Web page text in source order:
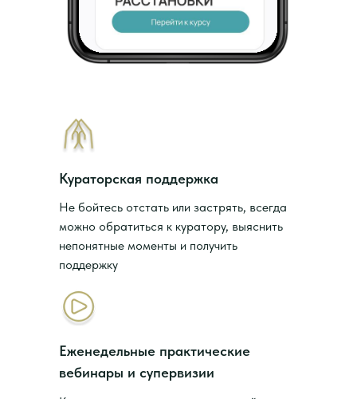
Кураторская поддержка
Не бойтесь отстать или застрять, всегда
можно обратиться к куратору, выяснить
непонятные моменты и получить
поддержку
Еженедельные практические
вебинары и супервизии